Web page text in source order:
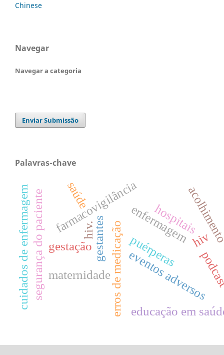
Chinese
Navegar
Navegar a categoria
Enviar Submissão
Palavras-chave
gestantes puérperas
maternidadeerros de medicação
hospitais
farmacovigilância
eventos adversos
segurança do paciente
educação em
enfermagemhiv
gestação
cuidados de enfermagem hiv.
saúde